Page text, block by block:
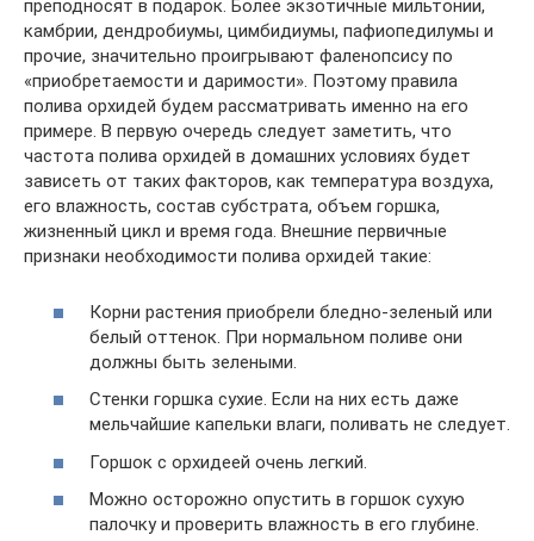
преподносят в подарок. Более экзотичные мильтонии,
камбрии, дендробиумы, цимбидиумы, пафиопедилумы и
прочие, значительно проигрывают фаленопсису по
«приобретаемости и даримости». Поэтому правила
полива орхидей будем рассматривать именно на его
примере. В первую очередь следует заметить, что
частота полива орхидей в домашних условиях будет
зависеть от таких факторов, как температура воздуха,
его влажность, состав субстрата, объем горшка,
жизненный цикл и время года. Внешние первичные
признаки необходимости полива орхидей такие:
Корни растения приобрели бледно-зеленый или
белый оттенок. При нормальном поливе они
должны быть зелеными.
Стенки горшка сухие. Если на них есть даже
мельчайшие капельки влаги, поливать не следует.
Горшок с орхидеей очень легкий.
Можно осторожно опустить в горшок сухую
палочку и проверить влажность в его глубине.